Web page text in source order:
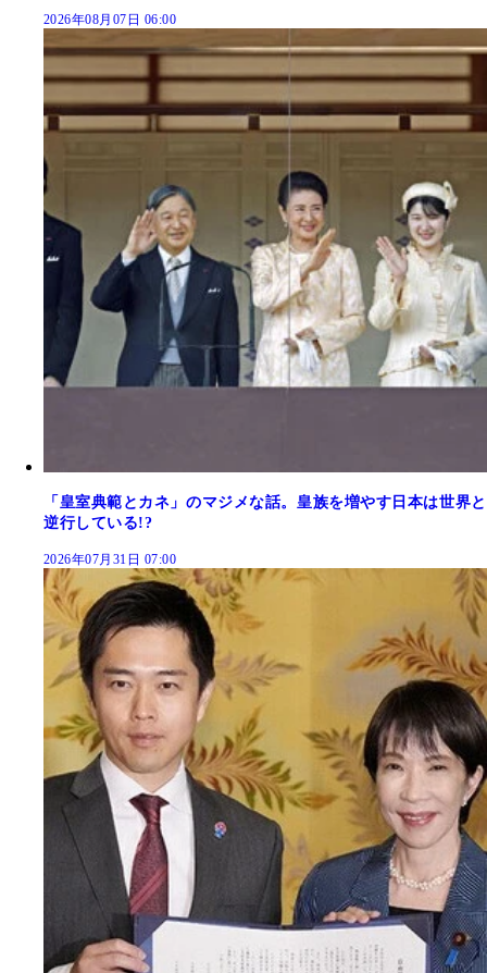
2026年08月07日 06:00
「皇室典範とカネ」のマジメな話。皇族を増やす日本は世界と
逆行している!?
2026年07月31日 07:00